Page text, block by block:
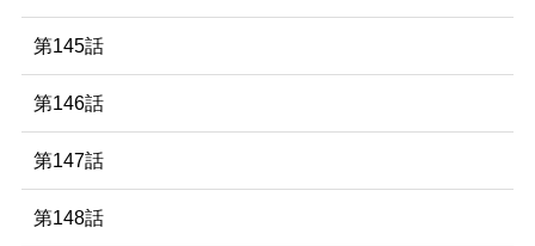
第145話
第146話
第147話
第148話